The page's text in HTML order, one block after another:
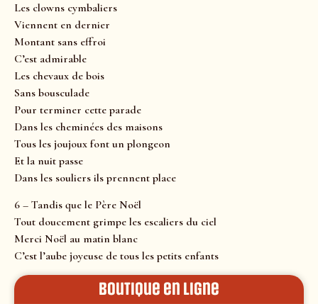
Les clowns cymbaliers
Viennent en dernier
Montant sans effroi
C’est admirable
Les chevaux de bois
Sans bousculade
Pour terminer cette parade
Dans les cheminées des maisons
Tous les joujoux font un plongeon
Et la nuit passe
Dans les souliers ils prennent place
6 – Tandis que le Père Noël
Tout doucement grimpe les escaliers du ciel
Merci Noël au matin blanc
C’est l’aube joyeuse de tous les petits enfants
Boutique en ligne